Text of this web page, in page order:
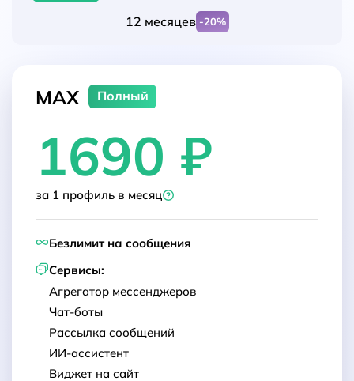
12 месяцев -20%
MAX Полный
1690 ₽
за 1 профиль в месяц
Безлимит на сообщения
Сервисы:
Агрегатор мессенджеров
Чат-боты
Рассылка сообщений
ИИ-ассистент
Виджет на сайт